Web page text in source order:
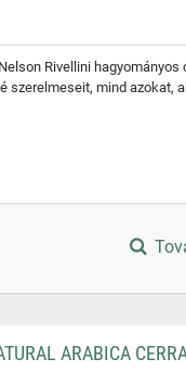
Rivellini
szerelmeseit, mind
ARABICA